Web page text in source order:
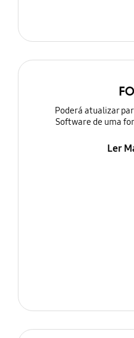
Poderá atualizar
Software de uma
Ler